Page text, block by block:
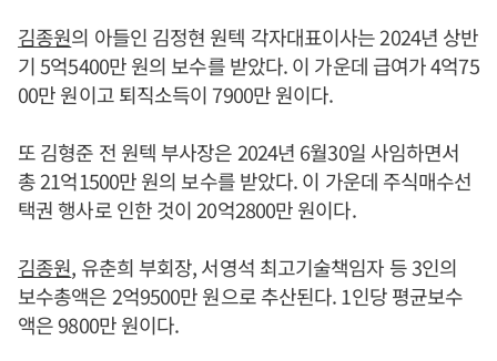
김종원의 아들인 김정현 원텍 각자대표이사는 2024년 상반
기 5억5400만 원의 보수를 받았다. 이 가운데 급여가 4억75
00만 원이고 퇴직소득이 7900만 원이다.
또 김형준 전 원텍 부사장은 2024년 6월30일 사임하면서
총 21억1500만 원의 보수를 받았다. 이 가운데 주식매수선
택권 행사로 인한 것이 20억2800만 원이다.
김종원, 유춘희 부회장, 서영석 최고기술책임자 등 3인의
보수총액은 2억9500만 원으로 추산된다. 1인당 평균보수
액은 9800만 원이다.